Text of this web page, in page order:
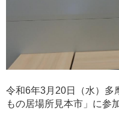
令和6年3月20日（水）多
もの居場所見本市」に参